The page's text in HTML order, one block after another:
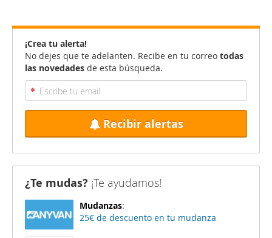
¡Crea tu alerta!
No dejes que te adelanten. Recibe en tu correo todas
las novedades de esta búsqueda.
Recibir alertas
¿Te mudas? ¡Te ayudamos!
Mudanzas:
25€ de descuento en tu mudanza